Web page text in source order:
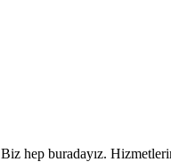
hep buradayız.